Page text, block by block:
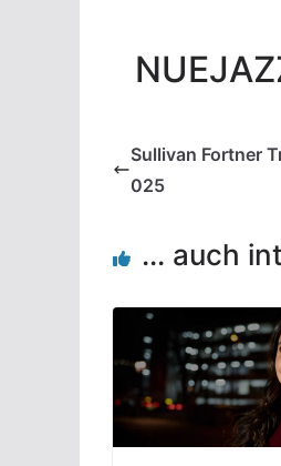
Sullivan Fortner
025
... auch